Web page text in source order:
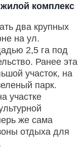
комплекс
два крупных
на ул.
2,5 га под
Ранее эта
участок, на
парк.
участке
же сама
отдыха для